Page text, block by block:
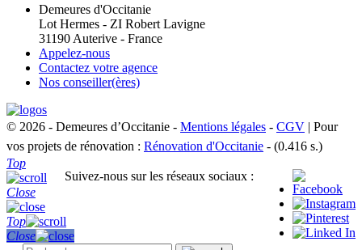
Demeures d'Occitanie
Lot Hermes - ZI Robert Lavigne
31190 Auterive - France
Appelez-nous
Contactez votre agence
Nos conseiller(ères)
© 2026 - Demeures d’Occitanie - Mentions légales - CGV | Pour
vos projets de rénovation : Rénovation d'Occitanie - (0.416 s.)
Suivez-nous sur les réseaux sociaux :
Top
Close
Top
Close